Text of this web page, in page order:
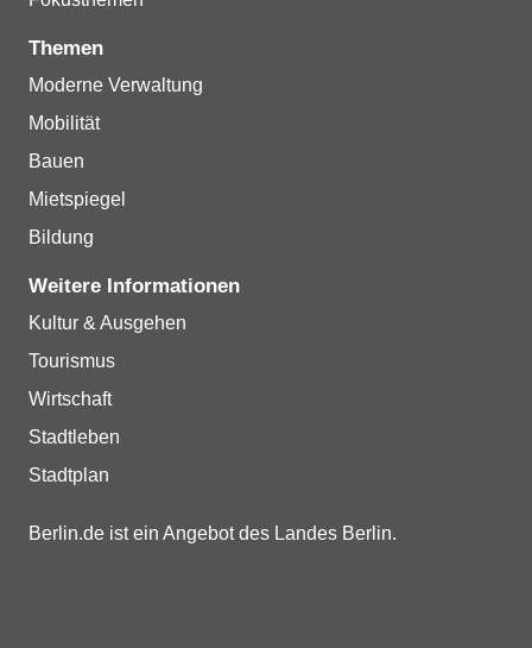
Themen
Moderne Verwaltung
Mobilität
Bauen
Mietspiegel
Bildung
Weitere Informationen
Kultur & Ausgehen
Tourismus
Wirtschaft
Stadtleben
Stadtplan
Berlin.de ist ein Angebot des Landes Berlin.